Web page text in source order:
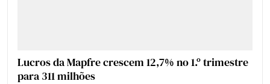
Lucros da Mapfre crescem 12,7% no 1.º trimestre
para 311 milhões